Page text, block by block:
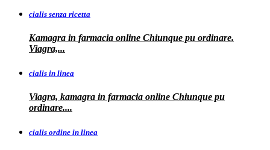
cialis senza ricetta
Kamagra in farmacia online Chiunque pu ordinare.
Viagra,...
cialis in linea
Viagra, kamagra in farmacia online Chiunque pu
ordinare....
cialis ordine in linea